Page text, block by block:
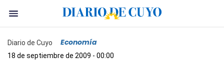
Diario de Cuyo Economía
18 de septiembre de 2009 - 00:00